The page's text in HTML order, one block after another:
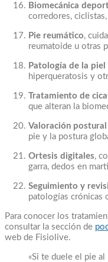
Biomecánica
corredores,
Pie reumático,
reumatoide u otras
Patología de la
hiperqueratosis y
Tratamiento de
que alteran la
Valoración postural
pie y la postura
Ortesis digitales,
garra, dedos en
Seguimiento y
patologías crónicas
Para conocer los
consultar la sección de
web de Fisiolive.
«Si te duele el pie